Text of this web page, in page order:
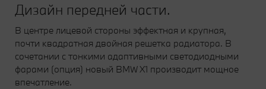
Дизайн передней части.
В центре лицевой стороны эффектная и крупная,
почти квадратная двойная решетка радиатора. В
сочетании с тонкими адаптивными светодиодными
фарами (опция) новый BMW X1 производит мощное
впечатление.